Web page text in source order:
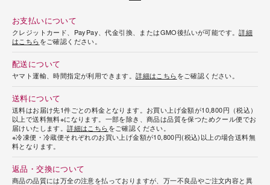
お支払いについて
クレジットカード、PayPay、代金引換、またはGMO後払いが可能です。詳細
はこちらをご確認ください。
配送について
ヤマト運輸、時間指定が利用できます。詳細はこちらをご確認ください。
送料について
送料はお届け先1件ごとの料金となります。お買い上げ金額が10,800円（税込）
以上で送料無料※になります。一部を除き、商品は品質を保つためクール便でお
届けいたします。詳細はこちらをご確認ください。
※冷凍便・冷蔵便それぞれのお買い上げ金額が10,800円(税込)以上の場合送料無
料となります。
返品・交換について
商品の品質には万全の注意を払っておりますが、万一不良品やご注文内容と異